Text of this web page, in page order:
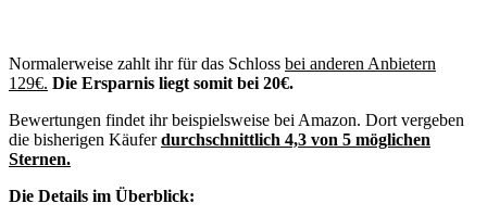
Normalerweise zahlt ihr für das Schloss bei anderen Anbietern
129€. Die Ersparnis liegt somit bei 20€.
Bewertungen findet ihr beispielsweise bei Amazon. Dort vergeben
die bisherigen Käuferdurchschnittlich 4,3 von 5 möglichen
Sternen.
Die Details im Überblick: